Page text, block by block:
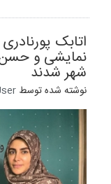
اتابک
نمایشی و
شهر شدند
نوشته شده توسط